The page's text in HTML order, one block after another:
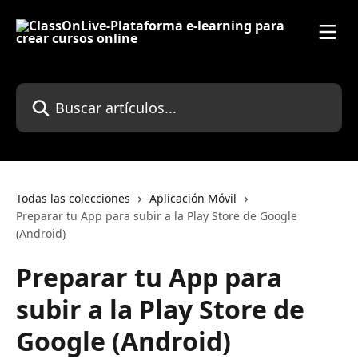
Buscar artículos...
Todas las colecciones
Aplicación Móvil
Preparar tu App para subir a la Play Store de Google
(Android)
Preparar tu App para
subir a la Play Store de
Google (Android)